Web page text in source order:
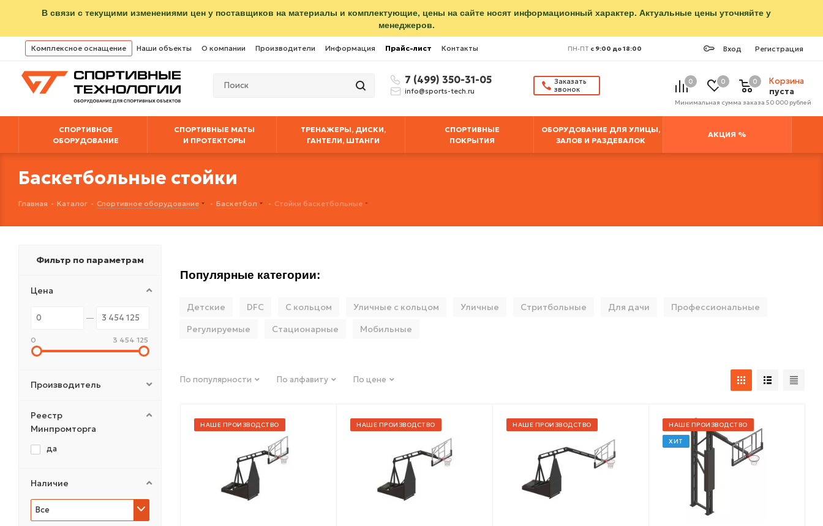
В связи с текущими изменениями цен у поставщиков на материалы и комплектующие, цены на сайте носят информационный характер. Актуальные цены уточняйте у
менеджеров.
Комплексное оснащение Наши объекты О компании Производители Информация Прайс-лист Контакты Вход Регистрация
ПН-ПТ с 9:00 до 18:00
7 (499) 350-31-05
info@sports-tech.ru
Заказать
звонок
0 0
Корзина
пуста
0
Минимальная сумма заказа 50 000 рублей
СПОРТИВНОЕ
ОБОРУДОВАНИЕ
СПОРТИВНЫЕ МАТЫ
И ПРОТЕКТОРЫ
ТРЕНАЖЕРЫ, ДИСКИ,
ГАНТЕЛИ, ШТАНГИ
СПОРТИВНЫЕ
ПОКРЫТИЯ
ОБОРУДОВАНИЕ ДЛЯ УЛИЦЫ,
ЗАЛОВ И РАЗДЕВАЛОК
АКЦИЯ %
Баскетбольные стойки
Главная - Каталог - Спортивное оборудование - Баскетбол - Стойки баскетбольные
Популярные категории:
Детские DFC С кольцом Уличные с кольцом Уличные Стритбольные Для дачи
Профессиональные
Регулируемые
Стационарные Мобильные
По популярности По алфавиту По цене
НАШЕ ПРОИЗВОДСТВО НАШЕ ПРОИЗВОДСТВО НАШЕ ПРОИЗВОДСТВО НАШЕ ПРОИЗВОДСТВО
ХИТ
Фильтр по параметрам
Цена
0 3 454 125
Производитель
Реестр
Минпромторга
да
Наличие
Все